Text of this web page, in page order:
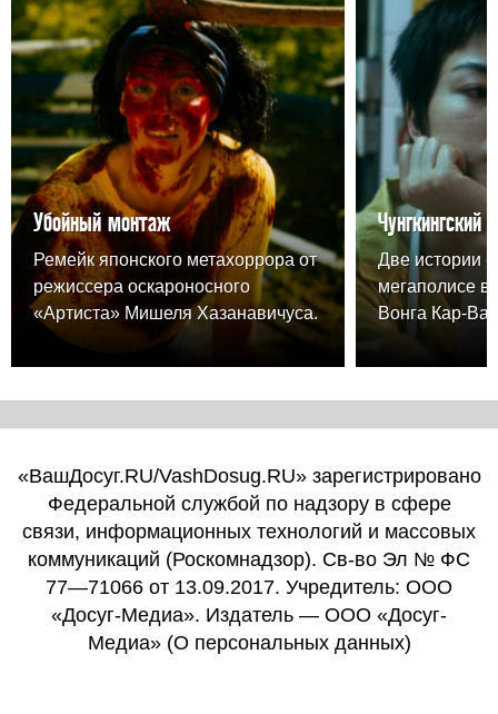
Убойный монтаж
Ремейк японского метахоррора от
режиссера оскароносного
«Артиста» Мишеля Хазанавичуса.
Чунгкингский
Две истории
мегаполисе в
Вонга Кар-
«ВашДосуг.RU/VashDosug.RU» зарегистрировано
Федеральной службой по надзору в сфере
связи, информационных технологий и массовых
коммуникаций (Роскомнадзор). Св-во Эл № ФС
77—71066 от 13.09.2017. Учредитель: ООО
«Досуг-Медиа». Издатель — ООО «Досуг-
Медиа» (О персональных данных)